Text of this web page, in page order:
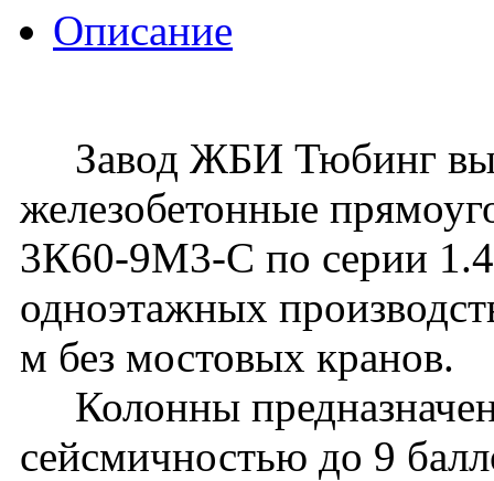
Описание
Завод ЖБИ Тюбинг
железобетонные
3К60-9М3-С по серии
одноэтажных
м без мостовых кранов.
Колонны
сейсмичностью до 9